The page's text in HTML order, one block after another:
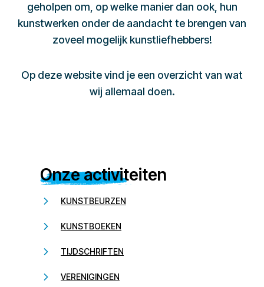
geholpen om, op welke manier dan ook, hun
kunstwerken onder de aandacht te brengen van
zoveel mogelijk kunstliefhebbers!
Op deze website vind je een overzicht van wat
wij allemaal doen.
Onze activiteiten
KUNSTBEURZEN
KUNSTBOEKEN
TIJDSCHRIFTEN
VERENIGINGEN